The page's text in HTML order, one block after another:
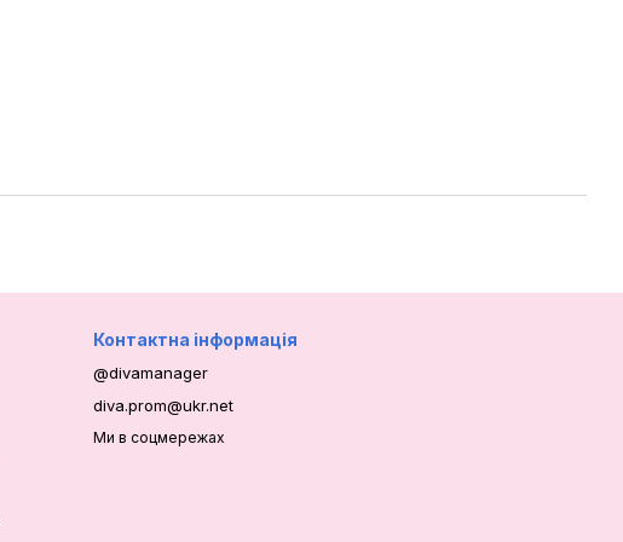
Контактна інформація
@divamanager
diva.prom@ukr.net
Ми в соцмережах